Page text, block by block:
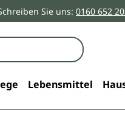
Sie uns: 0160 652
Lebensmittel